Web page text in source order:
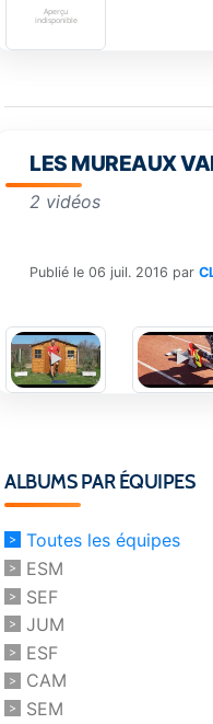
LES MUREAUX
2 vidéos
Publié le 06 juil. 2016 par
ALBUMS PAR ÉQUIPES
Toutes les équipes
ESM
SEF
JUM
ESF
CAM
SEM